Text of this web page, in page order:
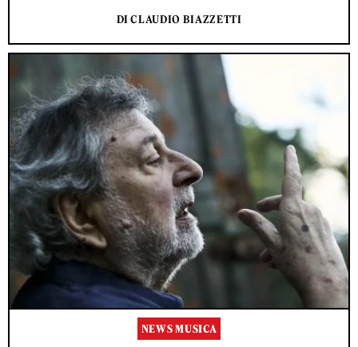
DI CLAUDIO BIAZZETTI
NEWS MUSICA